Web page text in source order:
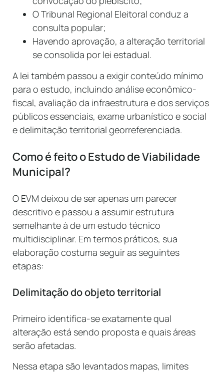
O Tribunal Regional Eleitoral conduz a
consulta popular;
Havendo aprovação, a alteração territorial
se consolida por lei estadual.
A lei também passou a exigir conteúdo mínimo
para o estudo, incluindo análise econômico-
fiscal, avaliação da infraestrutura e dos serviços
públicos essenciais, exame urbanístico e social
e delimitação territorial georreferenciada.
Como é feito o Estudo de Viabilidade
Municipal?
O EVM deixou de ser apenas um parecer
descritivo e passou a assumir estrutura
semelhante à de um estudo técnico
multidisciplinar. Em termos práticos, sua
elaboração costuma seguir as seguintes
etapas:
Delimitação do objeto territorial
Primeiro identifica-se exatamente qual
alteração está sendo proposta e quais áreas
serão afetadas.
Nessa etapa são levantados mapas, limites